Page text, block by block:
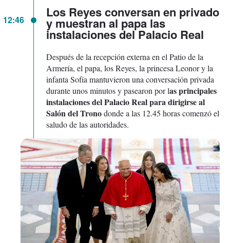
12:46 Los Reyes conversan en privado
y muestran al papa las
instalaciones del Palacio Real
Después de la recepción externa en el Patio de la
Armería, el papa, los Reyes, la princesa Leonor y la
infanta Sofía mantuvieron una conversación privada
durante unos minutos y pasearon por las principales
instalaciones del Palacio Real para dirigirse al
Salón del Tronodonde a las 12.45 horas comenzó el
saludo de las autoridades.